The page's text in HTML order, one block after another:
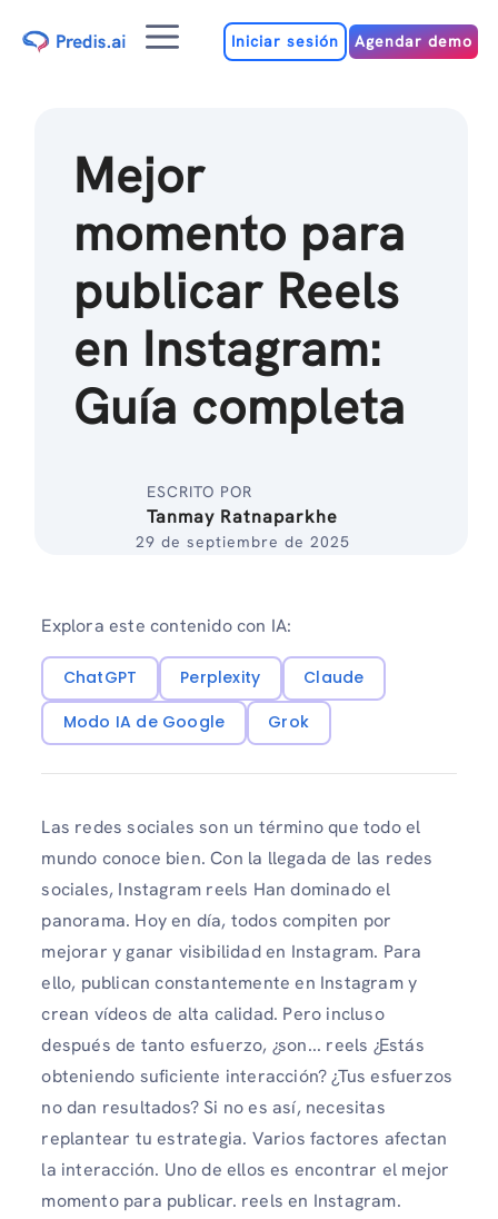
MenúIniciar sesión Agendar demo
Mejor
momento para
publicar Reels
en Instagram:
Guía completa
ESCRITO POR
Tanmay Ratnaparkhe
29 de septiembre de 2025
Explora este contenido con IA:
ChatGPT Perplexity
Claude
Modo IA de Google
Grok
Las redes sociales son un término que todo el
mundo conoce bien. Con la llegada de las redes
sociales, Instagram reels Han dominado el
panorama. Hoy en día, todos compiten por
mejorar y ganar visibilidad en Instagram. Para
ello, publican constantemente en Instagram y
crean vídeos de alta calidad. Pero incluso
después de tanto esfuerzo, ¿son... reels ¿Estás
obteniendo suficiente interacción? ¿Tus esfuerzos
no dan resultados? Si no es así, necesitas
replantear tu estrategia. Varios factores afectan
la interacción. Uno de ellos es encontrar el mejor
momento para publicar. reels en Instagram.